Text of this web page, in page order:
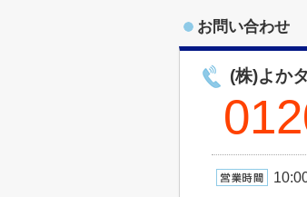
お問い合わせ
(株)よか